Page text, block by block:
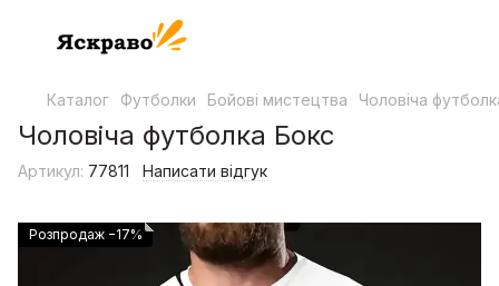
Каталог Футболки Бойові мистецтва Чоловіча
Чоловіча футболка Бокс
Артикул: 77811 Написати відгук
Розпродаж −17%